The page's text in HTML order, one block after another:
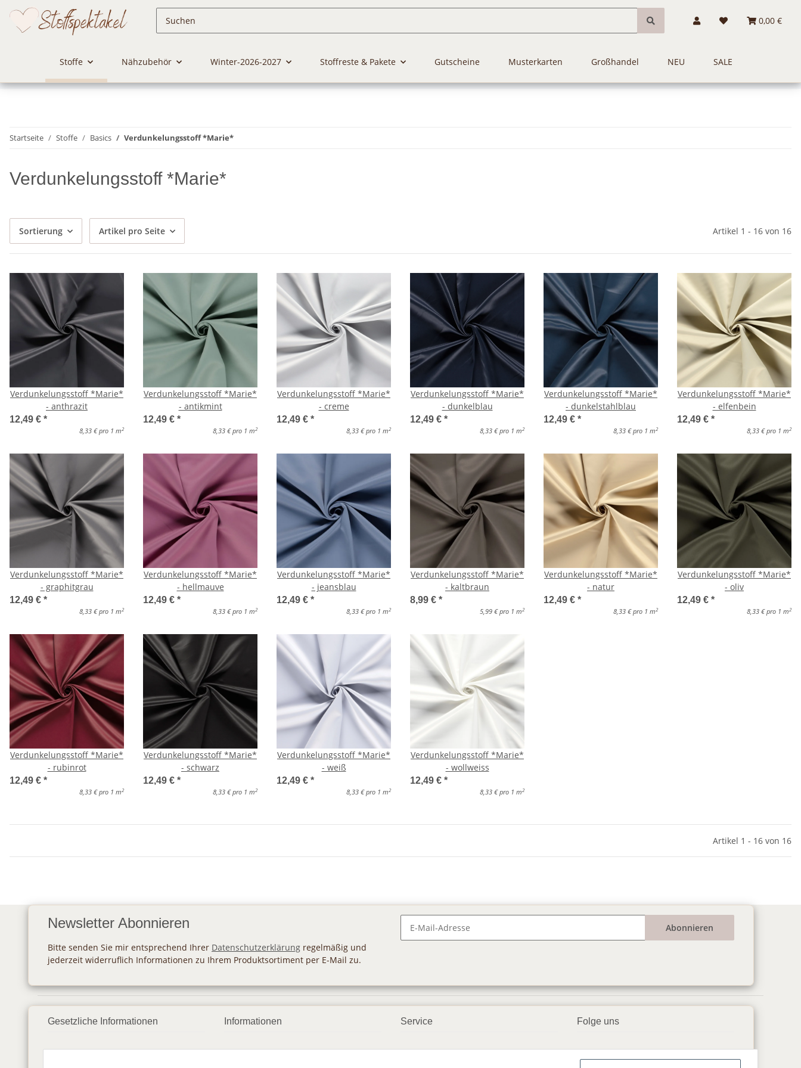
0,00 €
Stoffe Nähzubehör Winter-2026-2027 Stoffreste & Pakete Gutscheine Musterkarten Großhandel NEU SALE
Startseite Stoffe Basics Verdunkelungsstoff *Marie*
Verdunkelungsstoff *Marie*
Sortierung Artikel pro Seite Artikel 1 - 16 von 16
Verdunkelungsstoff *Marie*
- anthrazit
12,49 € *
8,33 € pro 1 m2
Verdunkelungsstoff *Marie*
- antikmint
12,49 € *
8,33 € pro 1 m2
Verdunkelungsstoff *Marie*
- creme
12,49 € *
8,33 € pro 1 m2
Verdunkelungsstoff *Marie*
- dunkelblau
12,49 € *
8,33 € pro 1 m2
Verdunkelungsstoff *Marie*
- dunkelstahlblau
12,49 € *
8,33 € pro 1 m2
Verdunkelungsstoff *Marie*
- elfenbein
12,49 € *
8,33 € pro 1 m2
Verdunkelungsstoff *Marie*
- graphitgrau
12,49 € *
8,33 € pro 1 m2
Verdunkelungsstoff *Marie*
- hellmauve
12,49 € *
8,33 € pro 1 m2
Verdunkelungsstoff *Marie*
- jeansblau
12,49 € *
8,33 € pro 1 m2
Verdunkelungsstoff *Marie*
- kaltbraun
8,99 € *
5,99 € pro 1 m2
Verdunkelungsstoff *Marie*
- natur
12,49 € *
8,33 € pro 1 m2
Verdunkelungsstoff *Marie*
- oliv
12,49 € *
8,33 € pro 1 m2
Verdunkelungsstoff *Marie*
- rubinrot
12,49 € *
8,33 € pro 1 m2
Verdunkelungsstoff *Marie*
- schwarz
12,49 € *
8,33 € pro 1 m2
Verdunkelungsstoff *Marie*
- weiß
12,49 € *
8,33 € pro 1 m2
Verdunkelungsstoff *Marie*
- wollweiss
12,49 € *
8,33 € pro 1 m2
Artikel 1 - 16 von 16
Newsletter Abonnieren
Bitte senden Sie mir entsprechend Ihrer Datenschutzerklärung regelmäßig und
jederzeit widerruflich Informationen zu Ihrem Produktsortiment per E-Mail zu.
Abonnieren
Gesetzliche Informationen
Datenschutz
Informationen
Zahlungsmöglichkeiten
Service
Geschenkgutscheine
Folge uns
▶️ YouTube